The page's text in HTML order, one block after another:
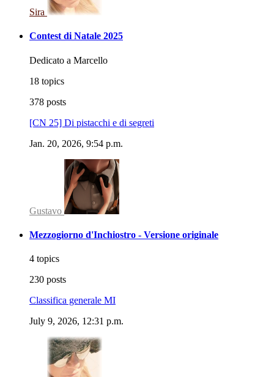
Sira
Contest di Natale 2025
Dedicato a Marcello
18 topics
378 posts
[CN 25] Di pistacchi e di segreti
Jan. 20, 2026, 9:54 p.m.
Gustavo
Mezzogiorno d'Inchiostro - Versione originale
4 topics
230 posts
Classifica generale MI
July 9, 2026, 12:31 p.m.